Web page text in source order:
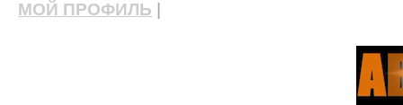
МОЙ ПРОФИЛЬ